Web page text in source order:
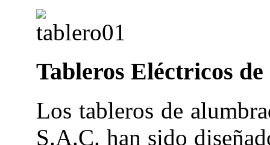
Tableros Eléctricos
Los tableros de
S.A.C. han sido